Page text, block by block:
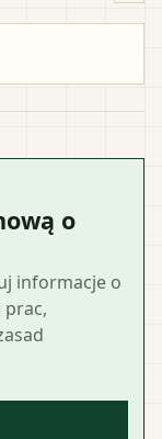
o
informacje o
prac,